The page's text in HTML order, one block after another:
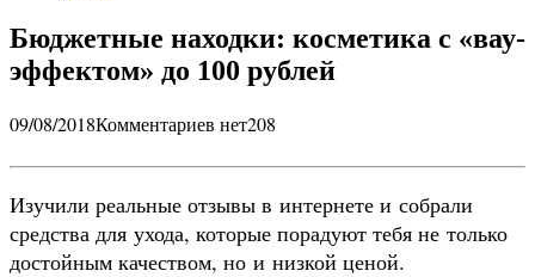
Бюджетные находки: косметика с «вау-
эффектом» до 100 рублей
09/08/2018Комментариев нет208
Изучили реальные отзывы в интернете и собрали
средства для ухода, которые порадуют тебя не только
достойным качеством, но и низкой ценой.